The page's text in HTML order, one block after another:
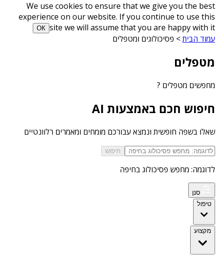
We use cookies to ensure that we give you the best
experience on our website. If you continue to use this
site we will assume that you are happy with it
ОК
עמוד הבית> פסיכולוגים ומטפלים
מטפלים
מחפשים מטפלים ?
חיפוש חכם באמצעות AI
שאלו בשפה חופשית ונמצא עבורכם מומחים ומאמרים רלוונטיים
חיפוש
לדוגמה: מחפש פסיכולוג בחיפה
סנן
טיפול
מקצוע